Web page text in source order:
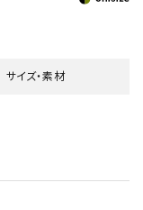
サイズ・素材